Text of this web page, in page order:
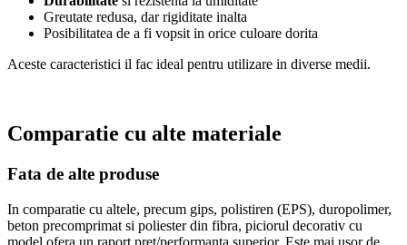
Greutate redusa, dar rigiditate inalta
Posibilitatea de a fi vopsit in orice culoare dorita
Aceste caracteristici il fac ideal pentru utilizare in diverse medii.
Comparatie cu alte materiale
Fata de alte produse
In comparatie cu altele, precum gips, polistiren (EPS), duropolimer,
beton precomprimat si poliester din fibra, piciorul decorativ cu
model ofera un raport pret/performanta superior. Este mai usor de